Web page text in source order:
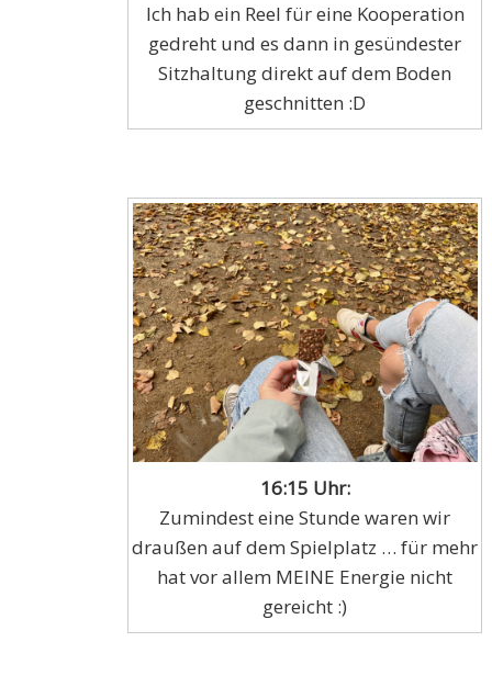
Ich hab ein Reel für eine Kooperation
gedreht und es dann in gesündester
Sitzhaltung direkt auf dem Boden
geschnitten :D
16:15 Uhr:
Zumindest eine Stunde waren wir
draußen auf dem Spielplatz … für mehr
hat vor allem MEINE Energie nicht
gereicht :)